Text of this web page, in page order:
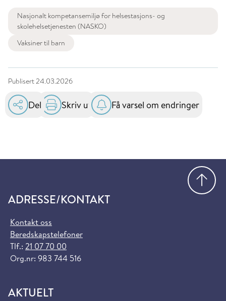
Nasjonalt kompetansemiljø for helsestasjons- og
skolehelsetjenesten (NASKO)
Vaksiner til barn
Publisert24.03.2026
Del Skriv ut Få varsel om endringer
ADRESSE/KONTAKT
Kontakt oss
Beredskapstelefoner
Tlf.: 21 07 70 00
Org.nr: 983 744 516
AKTUELT